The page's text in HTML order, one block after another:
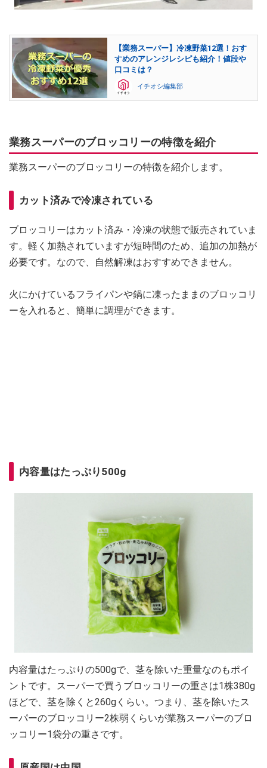
【業務スーパー】冷凍野菜12選！おす
すめのアレンジレシピも紹介！値段や
口コミは？
イチオシ編集部
業務スーパーのブロッコリーの特徴を紹介
業務スーパーのブロッコリーの特徴を紹介します。
カット済みで冷凍されている
ブロッコリーはカット済み・冷凍の状態で販売されていま
す。軽く加熱されていますが短時間のため、追加の加熱が
必要です。なので、自然解凍はおすすめできません。
火にかけているフライパンや鍋に凍ったままのブロッコリ
ーを入れると、簡単に調理ができます。
内容量はたっぷり500g
内容量はたっぷりの500gで、茎を除いた重量なのもポイ
ントです。スーパーで買うブロッコリーの重さは1株380g
ほどで、茎を除くと260gくらい。つまり、茎を除いたス
ーパーのブロッコリー2株弱くらいが業務スーパーのブロ
ッコリー1袋分の重さです。